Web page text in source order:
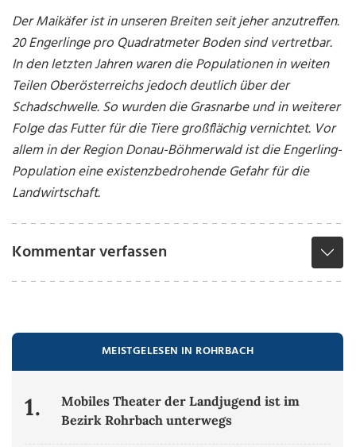
Der Maikäfer ist in unseren Breiten seit jeher anzutreffen.
20 Engerlinge pro Quadratmeter Boden sind vertretbar.
In den letzten Jahren waren die Populationen in weiten
Teilen Oberösterreichs jedoch deutlich über der
Schadschwelle. So wurden die Grasnarbe und in weiterer
Folge das Futter für die Tiere großflächig vernichtet. Vor
allem in der Region Donau-Böhmerwald ist die Engerling-
Population eine existenzbedrohende Gefahr für die
Landwirtschaft.
Kommentar verfassen
MEISTGELESEN IN ROHRBACH
1.
Mobiles Theater der Landjugend ist im
Bezirk Rohrbach unterwegs